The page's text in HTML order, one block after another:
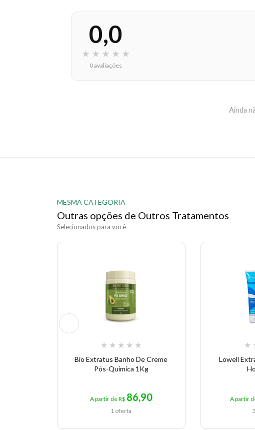
0,0
★ ★ ★ ★ ★
0 avaliações
Ainda
MESMA CATEGORIA
Outras opções de Outros Tratamentos
Selecionados para você
★ ★ ★ ★ ★
Bio Extratus Banho De Creme
Pós-Química 1Kg
A partir de R$ 86,90
1 oferta
★
Lowell
A partir